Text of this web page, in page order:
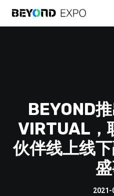
註冊
BEYOND
VIRTUAL，
伙伴线上线
2021-